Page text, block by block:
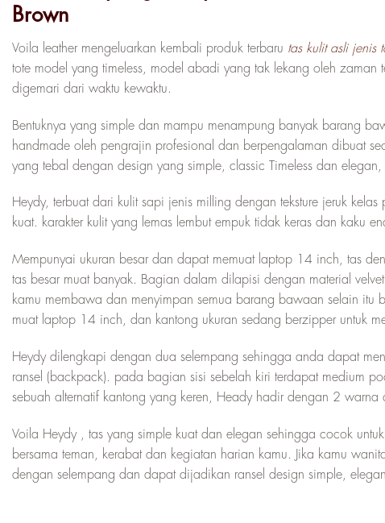
Brown
Voila leather mengeluarkan kembali produk terbaru tas kulit asli jenis
tote model yang timeless, model abadi yang tak lekang oleh zaman
digemari dari waktu kewaktu.
Bentuknya yang simple dan mampu menampung banyak barang
handmade oleh pengrajin profesional dan berpengalaman dibuat
yang tebal dengan design yang simple, classic Timeless dan
Heydy, terbuat dari kulit sapi jenis milling dengan teksture jeruk
kuat. karakter kulit yang lemas lembut empuk tidak keras dan kaku
Mempunyai ukuran besar dan dapat memuat laptop 14 inch, tas
tas besar muat banyak. Bagian dalam dilapisi dengan material
kamu membawa dan menyimpan semua barang bawaan selain
muat laptop 14 inch, dan kantong ukuran sedang berzipper untuk
Heydy dilengkapi dengan dua selempang sehingga anda dapat
ransel (backpack). pada bagian sisi sebelah kiri terdapat medium
sebuah alternatif kantong yang keren, Heady hadir dengan 2
Voila Heydy , tas yang simple kuat dan elegan sehingga cocok
bersama teman, kerabat dan kegiatan harian kamu. Jika kamu
dengan selempang dan dapat dijadikan ransel design simple,